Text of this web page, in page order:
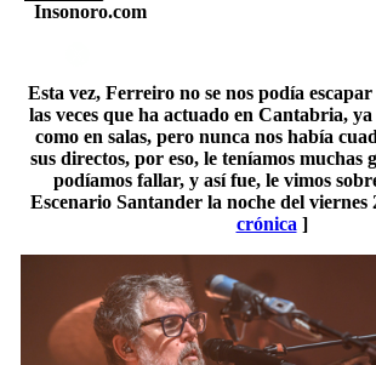
Insonoro.com
Esta vez, Ferreiro no se nos podía
las veces que ha actuado en Cantabria, ya
como en salas, pero nunca nos había
sus directos, por eso, le teníamos muchas
podíamos fallar, y así fue, le vimos
Escenario Santander la noche del viernes
crónica ]